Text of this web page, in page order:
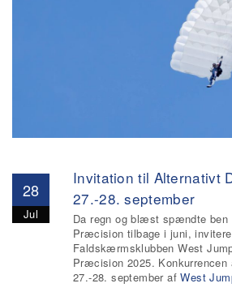
28
Jul
Invitation til Alternativt
27.-28. september
Da regn og blæst spændte ben
Præcision tilbage i juni,
Faldskærmsklubben West
Præcision 2025. Konkurrencen
27.-28. september afWest